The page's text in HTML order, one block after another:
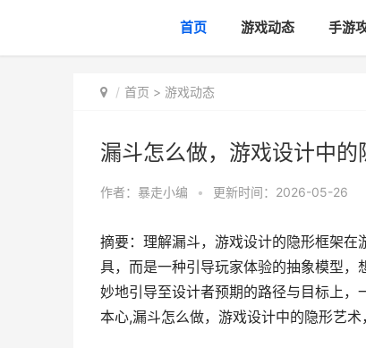
首页 游戏动态 手游
首页 > 游戏动态
漏斗怎么做，游戏设计中
作者： 暴走小编 • 更新时间：2026-05-26
摘要：理解漏斗，游戏设计的隐形框架
具，而是一种引导玩家体验的抽象模型
妙地引导至设计者预期的路径与目标上
本心,漏斗怎么做，游戏设计中的隐形艺